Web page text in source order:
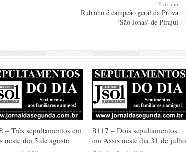
Próximo
Rubinho é campeão geral da Prova
‘São Jonas’ de Pirajuí
– Três sepultamentos em
neste dia 5 de agosto
B117 – Dois sepultamentos
em Assis neste dia 31 de julho